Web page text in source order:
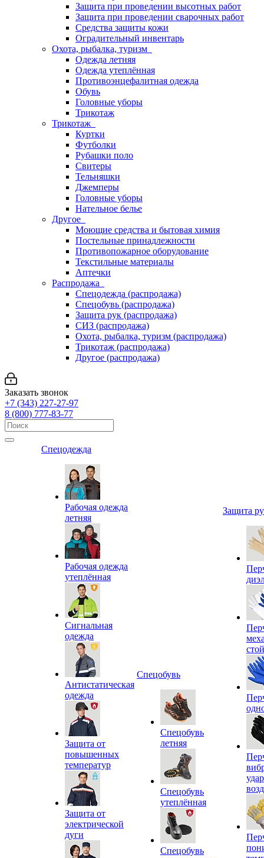
Защита при проведении высотных работ
Защита при проведении сварочных работ
Средства защиты кожи
Оградительный инвентарь
Охота, рыбалка, туризм
Одежда летняя
Одежда утеплённая
Противоэнцефалитная одежда
Обувь
Головные уборы
Трикотаж
Трикотаж
Куртки
Футболки
Рубашки поло
Свитеры
Тельняшки
Джемперы
Головные уборы
Нательное белье
Другое
Моющие средства и бытовая химия
Постельные принадлежности
Противопожарное оборудование
Текстильные материалы
Аптечки
Распродажа
Спецодежда (распродажа)
Спецобувь (распродажа)
Защита рук (распродажа)
СИЗ (распродажа)
Охота, рыбалка, туризм (распродажа)
Трикотаж (распродажа)
Другое (распродажа)
Заказать звонок
+7 (343) 227-27-97
8 (800) 777-83-77
Спецодежда
Рабочая одежда
летняя
Рабочая одежда
утеплённая
Сигнальная
одежда
Антистатическая
одежда
Защита от
повышенных
температур
Защита от
электрической
дуги
Спецобувь
Спецобувь
летняя
Спецобувь
утеплённая
Спецобувь
Защита